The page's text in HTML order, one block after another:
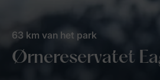
Ørnereservatet
63 km van het park